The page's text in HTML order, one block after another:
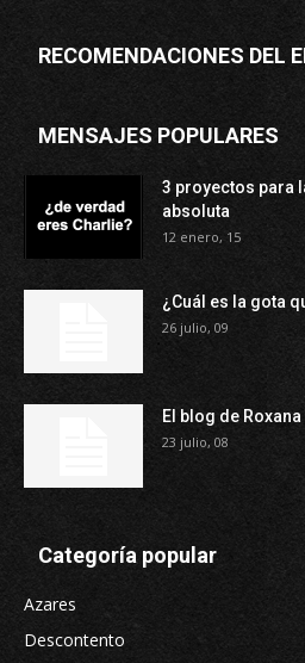
RECOMENDACIONES DEL
MENSAJES POPULARES
3 proyectos para
absoluta
12 enero, 15
¿Cuál es la gota
26 julio, 09
El blog de
23 julio, 08
Categoría popular
Azares
Descontento